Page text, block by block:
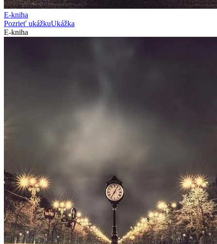
E-kniha
Pozrieť ukážkuUkážka
E-kniha